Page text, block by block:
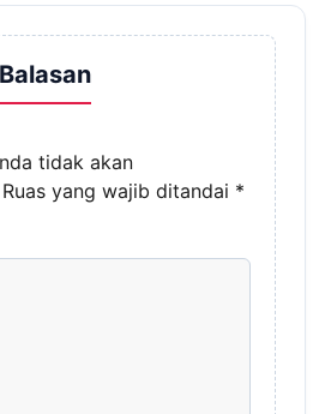
tidak akan
Ruas yang wajib ditandai *